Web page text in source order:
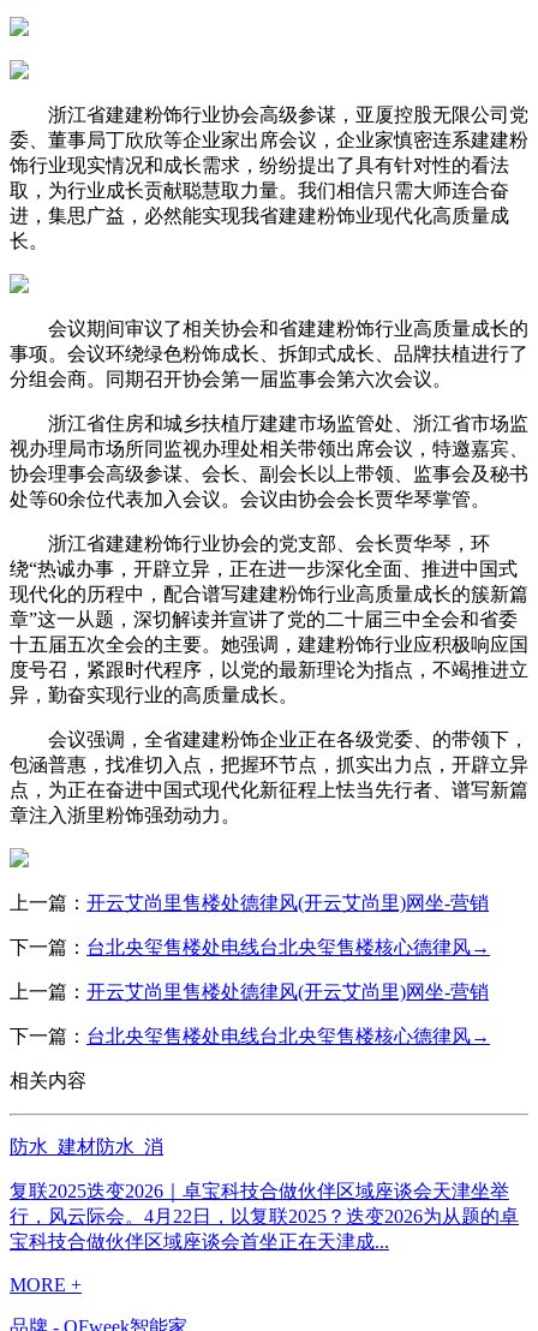
浙江省建建粉饰行业协会高级参谋，亚厦控股无限公司党
委、董事局丁欣欣等企业家出席会议，企业家慎密连系建建粉
饰行业现实情况和成长需求，纷纷提出了具有针对性的看法
取，为行业成长贡献聪慧取力量。我们相信只需大师连合奋
进，集思广益，必然能实现我省建建粉饰业现代化高质量成
长。
会议期间审议了相关协会和省建建粉饰行业高质量成长的
事项。会议环绕绿色粉饰成长、拆卸式成长、品牌扶植进行了
分组会商。同期召开协会第一届监事会第六次会议。
浙江省住房和城乡扶植厅建建市场监管处、浙江省市场监
视办理局市场所同监视办理处相关带领出席会议，特邀嘉宾、
协会理事会高级参谋、会长、副会长以上带领、监事会及秘书
处等60余位代表加入会议。会议由协会会长贾华琴掌管。
浙江省建建粉饰行业协会的党支部、会长贾华琴，环
绕“热诚办事，开辟立异，正在进一步深化全面、推进中国式
现代化的历程中，配合谱写建建粉饰行业高质量成长的簇新篇
章”这一从题，深切解读并宣讲了党的二十届三中全会和省委
十五届五次全会的主要。她强调，建建粉饰行业应积极响应国
度号召，紧跟时代程序，以党的最新理论为指点，不竭推进立
异，勤奋实现行业的高质量成长。
会议强调，全省建建粉饰企业正在各级党委、的带领下，
包涵普惠，找准切入点，把握环节点，抓实出力点，开辟立异
点，为正在奋进中国式现代化新征程上怯当先行者、谱写新篇
章注入浙里粉饰强劲动力。
上一篇： 开云艾尚里售楼处德律风(开云艾尚里)网坐-营销
下一篇： 台北央玺售楼处电线台北央玺售楼核心德律风→
上一篇： 开云艾尚里售楼处德律风(开云艾尚里)网坐-营销
下一篇： 台北央玺售楼处电线台北央玺售楼核心德律风→
相关内容
防水_建材防水_消
复联2025迭变2026｜卓宝科技合做伙伴区域座谈会天津坐举
行，风云际会。4月22日，以复联2025？迭变2026为从题的卓
宝科技合做伙伴区域座谈会首坐正在天津成...
MORE +
品牌 - OFweek智能家